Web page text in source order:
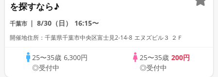
を探すなら♪
千葉市 8/30（日） 16:15〜
開催地住所：千葉県千葉市中央区富士見2-14-8 エヌズビル３ ２Ｆ
25〜35歳 6,300円
◎受付中
25〜35歳 200円
◎受付中